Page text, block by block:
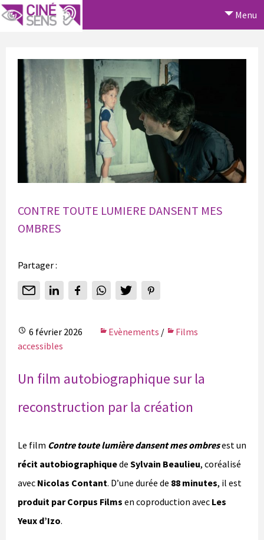
Menu
CONTRE TOUTE LUMIERE DANSENT MES
OMBRES
Partager :
6 février 2026 Evènements /
Films
accessibles
Un film autobiographique sur la
reconstruction par la création
Le film Contre toute lumière dansent mes ombresest un
récit autobiographiquede Sylvain Beaulieu, coréalisé
avec Nicolas Contant. D’une durée de 88 minutes, il est
produit par Corpus Films en coproduction avec Les
Yeux d’Izo.